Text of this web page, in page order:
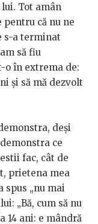
Tot amân
că nu ne
s-a terminat
să fiu
o în extrema de:
și să mă dezvolt
deși
ce
fac, cât de
prietena mea
spus „nu mai
„Bă, cum să nu
14 ani: e mândră